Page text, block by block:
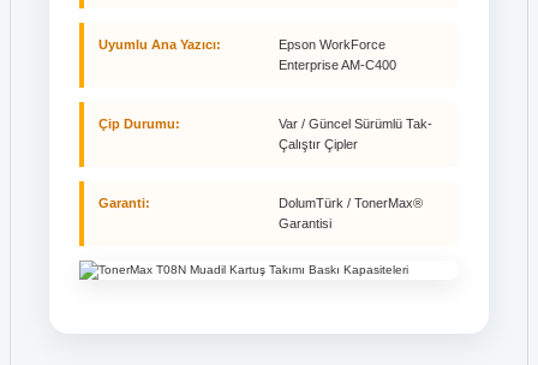
Uyumlu Ana Yazıcı:
Epson WorkForce
Enterprise AM-C400
Çip Durumu:
Var / Güncel Sürümlü Tak-
Çalıştır Çipler
Garanti:
DolumTürk / TonerMax®
Garantisi